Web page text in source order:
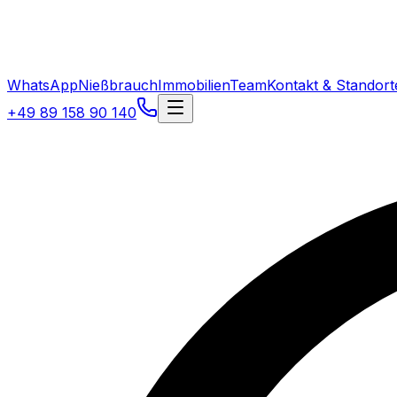
WhatsAppNießbrauchImmobilienTeamKontakt &
+49 89 158 90 140